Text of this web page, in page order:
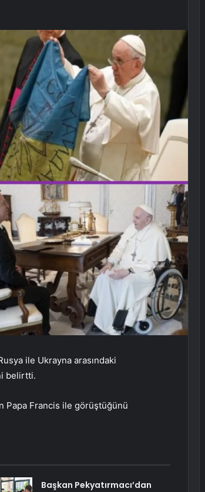
ile Ukrayna arasındaki
belirtti.
Papa Francis ile görüştüğünü
Başkan Pekyatırmacı’dan